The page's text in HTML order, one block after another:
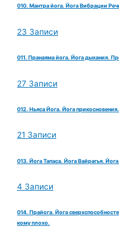
010. Мантра йога. Йога Вибрации
23 Записи
011. Пранаяма йога. Йога дыхания.
27 Записи
012. Ньяса Йога. Йога
21 Записи
013. Йога Тапаса. Йога Вайрагья.
4 Записи
014. Прайога. Йога
кому плохо.